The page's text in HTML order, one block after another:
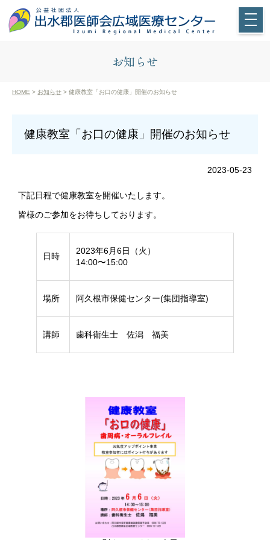
お知らせ
HOME > お知らせ > 健康教室「お口の健康」開催のお知らせ
健康教室「お口の健康」開催のお知らせ
2023-05-23
下記日程で健康教室を開催いたします。
皆様のご参加をお待ちしております。
日時
2023年6月6日（火）
14:00〜15:00
場所 阿久根市保健センター(集団指導室)
講師 歯科衛生士 佐潟 福美